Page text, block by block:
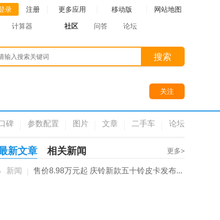
录 注册 更多应用 移动版 网站地图
计算器 社区 问答 论坛
搜索
关注
碑 参数配置 图片 文章 二手车 论坛
新文章 相关新闻 更多>
新闻 售价8.98万元起 庆铃新款五十铃皮卡发布...